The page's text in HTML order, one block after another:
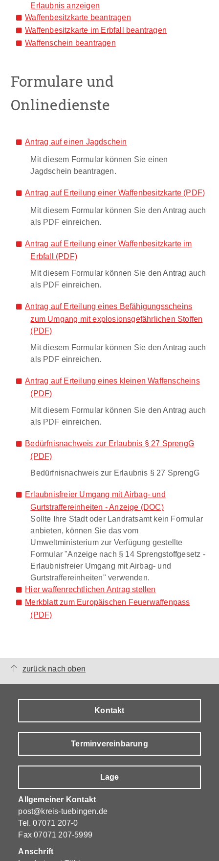
Erlaubnis anzeigen
Waffenbesitzkarte beantragen
Waffenbesitzkarte im Erbfall beantragen
Waffenschein beantragen
Formulare und
Onlinedienste
Antrag auf einen Jagdschein
Mit diesem Formular können Sie einen
Jagdschein beantragen.
Antrag auf Erteilung einer Waffenbesitzkarte (PDF)
Mit diesem Formular können Sie den Antrag auch
als PDF einreichen.
Antrag auf Erteilung einer Waffenbesitzkarte im
Erbfall (PDF)
Mit diesem Formular können Sie den Antrag auch
als PDF einreichen.
Antrag auf Erteilung eines Befähigungsscheins
zum Umgang mit explosionsgefährlichen Stoffen
(PDF)
Mit diesem Formular können Sie den Antrag auch
als PDF einreichen.
Antrag auf Erteilung eines kleinen Waffenscheins
(PDF)
Mit diesem Formular können Sie den Antrag auch
als PDF einreichen.
Bedürfnisnachweis zur Erlaubnis § 27 SprengG
(PDF)
Bedürfnisnachweis zur Erlaubnis § 27 SprengG
Erlaubnisfreier Umgang mit Airbag- und
Gurtstraffereinheiten - Anzeige (DOC)
Sollte Ihre Stadt oder Landratsamt kein Formular
anbieten, können Sie das vom
Umweltministerium zur Verfügung gestellte
Formular "Anzeige nach § 14 Sprengstoffgesetz -
Erlaubnisfreier Umgang mit Airbag- und
Gurtstraffereinheiten" verwenden.
Hier waffenrechtlichen Antrag stellen
Merkblatt zum Europäischen Feuerwaffenpass
(PDF)
zurück nach oben
Kontakt
Terminvereinbarung
Lage
Allgemeiner Kontakt
post@kreis-tuebingen.de
Tel.07071 207-0
Fax 07071 207-5999
Anschrift